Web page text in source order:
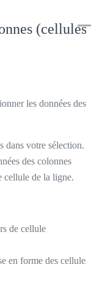
(cellules
les données des
dans votre sélection.
des colonnes
cellule de la ligne.
de cellule
en forme des cellules.